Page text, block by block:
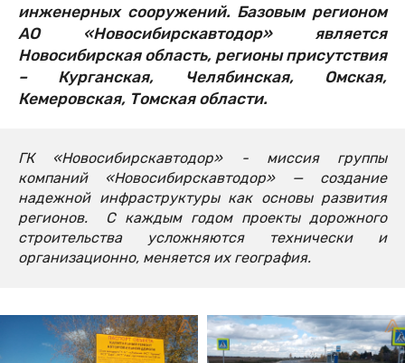
инженерных сооружений. Базовым регионом
АО «Новосибирскавтодор» является
Новосибирская область, регионы присутствия
– Курганская, Челябинская, Омская,
Кемеровская, Томская области.
ГК «Новосибирскавтодор» - миссия группы
компаний «Новосибирскавтодор» — создание
надежной инфраструктуры как основы развития
регионов. С каждым годом проекты дорожного
строительства усложняются технически и
организационно, меняется их география.